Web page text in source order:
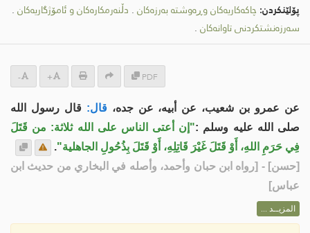
پۆلێنکردن: چاكەكاریەكان وڕەوشتە بەرزەکان . دڵنەرمکارەکان و ئامۆژگاریەکان .
سەرزەنشتکردنی تاوانەکان .
PDF
+
-
عن عمرو بن شعيب، عن أبيه، عن جده، قال: قال رسول الله
صلى الله عليه وسلم :"إن أعتى الناس على الله ثلاثة: من قَتَلَ
فِي حَرَمِ اللهِ، أَوْ قَتَلَ غَيْرَ قَاتِلِهِ، أَوْ قَتَلَ بِذُحُولِ الجاهلية".
[حسن] - [رواه ابن حبان وأحمد، وأصله في البخاري من حديث ابن
عباس]
المزيــد ...